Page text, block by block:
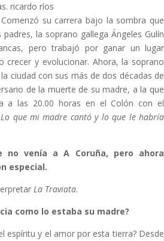
ricardo ríos
Comenzó su carrera bajo la sombra que
la soprano gallega Ángeles Gulín
pero trabajó por ganar un lugar
crecer y evolucionar. Ahora, la soprano
ciudad con sus más de dos décadas de
de la muerte de su madre, a la que
a las 20.00 horas en el Colón con el
que mi madre cantó y lo que le habría
no venía a A Coruña, pero ahora
especial.
La Traviata.
como lo estaba su madre?
espíritu y el amor por esta tierra? Desde